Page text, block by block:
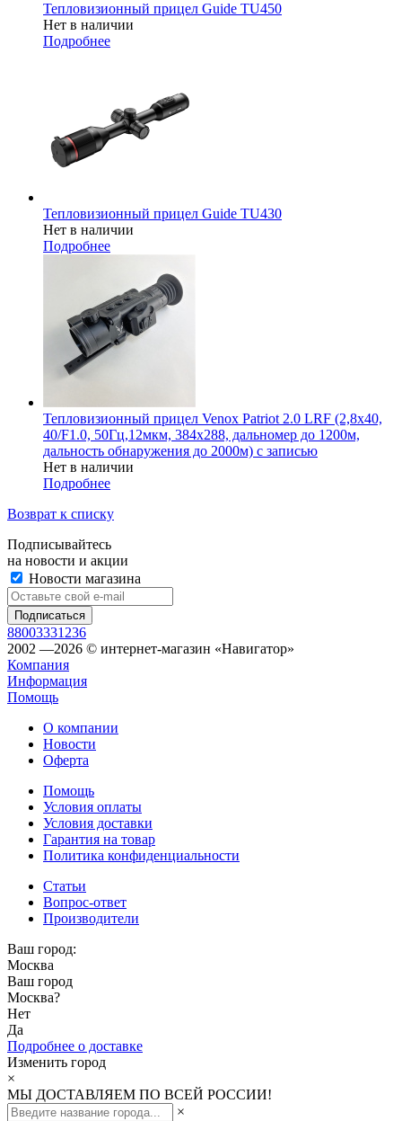
Тепловизионный прицел Guide TU450
Нет в наличии
Подробнее
Тепловизионный прицел Guide TU430
Нет в наличии
Подробнее
Тепловизионный прицел Venox Patriot 2.0 LRF (2,8x40,
40/F1.0, 50Гц,12мкм, 384х288, дальномер до 1200м,
дальность обнаружения до 2000м) с записью
Нет в наличии
Подробнее
Возврат к списку
Подписывайтесь
на новости и акции
Новости магазина
88003331236
2002 —2026 © интернет-магазин «Навигатор»
Компания
Информация
Помощь
О компании
Новости
Оферта
Помощь
Условия оплаты
Условия доставки
Гарантия на товар
Политика конфиденциальности
Статьи
Вопрос-ответ
Производители
Ваш город:
Москва
Ваш город
Москва?
Нет
Да
Подробнее о доставке
Изменить город
×
МЫ ДОСТАВЛЯЕМ ПО ВСЕЙ РОССИИ!
×